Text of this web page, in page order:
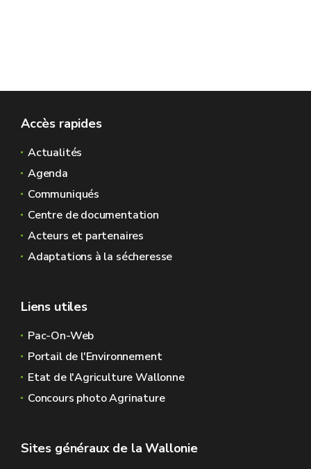
Accès rapides
Actualités
Agenda
Communiqués
Centre de documentation
Acteurs et partenaires
Adaptations à la sécheresse
Liens utiles
Pac-On-Web
Portail de l'Environnement
Etat de l'Agriculture Wallonne
Concours photo Agrinature
Sites généraux de la Wallonie